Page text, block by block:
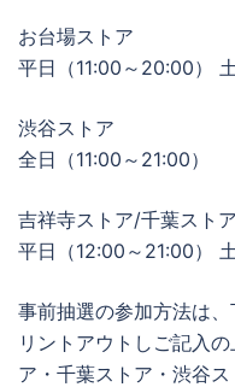
お台場ストア
平日（11:00～20:00）
渋谷ストア
全日（11:00～21:00）
吉祥寺ストア/千葉スト
平日（12:00～21:00）
事前抽選の参加方法は
リントアウトしご記入
ア・千葉ストア・渋谷